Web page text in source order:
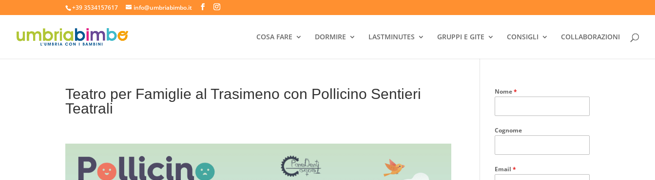
+39 3534157617 info@umbriabimbo.it
COSA FARE DORMIRE LASTMINUTES GRUPPI E GITE CONSIGLI COLLABORAZIONI
Teatro per Famiglie al Trasimeno con Pollicino Sentieri
Teatrali
Nome*
Cognome
Email*